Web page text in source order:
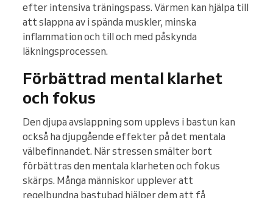
efter intensiva träningspass. Värmen kan hjälpa till
att slappna av i spända muskler, minska
inflammation och till och med påskynda
läkningsprocessen.
Förbättrad mental klarhet
och fokus
Den djupa avslappning som upplevs i bastun kan
också ha djupgående effekter på det mentala
välbefinnandet. När stressen smälter bort
förbättras den mentala klarheten och fokus
skärps. Många människor upplever att
regelbundna bastubad hjälper dem att få